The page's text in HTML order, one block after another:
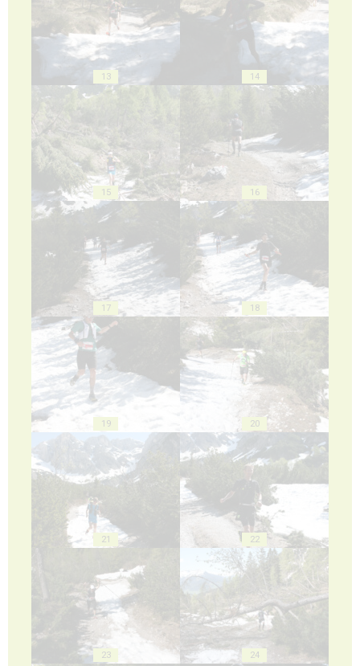
13 14
15 16
17 18
19 20
21 22
23 24